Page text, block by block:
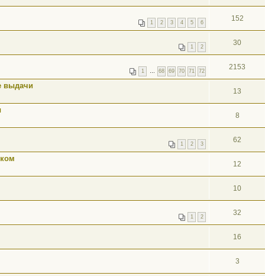
1 2 3 4 5 6 152
1 2 30
1 … 68 69 70 71 72 2153
выдачи
13
8
1 2 3 62
12
10
1 2 32
16
3